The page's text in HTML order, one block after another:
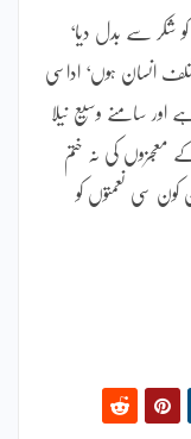
شکر سے بدل دیا‘
انسان ہوں‘ اداسی
اور سامنے وسیع نیلا
کے معجزوں کی نہ ختم
سی نعمتوں کو